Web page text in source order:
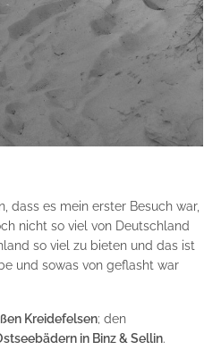
dass es mein erster Besuch war,
nicht so viel von Deutschland
so viel zu bieten und das ist
und sowas von geflasht war
Kreidefelsen; den
in Binz & Sellin.